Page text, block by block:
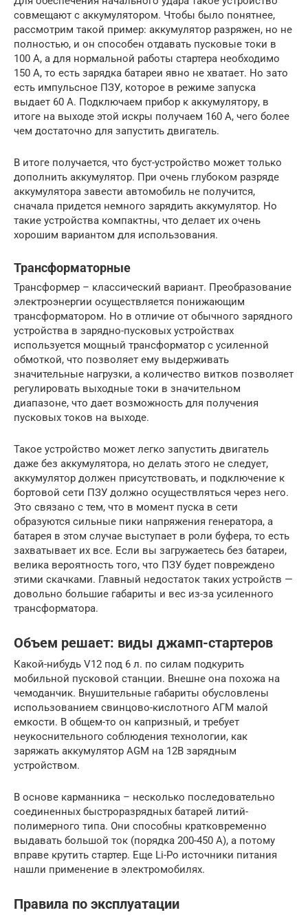
совмещают с аккумулятором. Чтобы было понятнее,
рассмотрим такой пример: аккумулятор разряжен, но не
полностью, и он способен отдавать пусковые токи в
100 А, а для нормальной работы стартера необходимо
150 А, то есть зарядка батареи явно не хватает. Но зато
есть импульсное ПЗУ, которое в режиме запуска
выдает 60 А. Подключаем прибор к аккумулятору, в
итоге на выходе этой искры получаем 160 А, чего более
чем достаточно для запустить двигатель.
В итоге получается, что буст-устройство может только
дополнить аккумулятор. При очень глубоком разряде
аккумулятора завести автомобиль не получится,
сначала придется немного зарядить аккумулятор. Но
такие устройства компактны, что делает их очень
хорошим вариантом для использования.
Трансформаторные
Трансформер – классический вариант. Преобразование
электроэнергии осуществляется понижающим
трансформатором. Но в отличие от обычного зарядного
устройства в зарядно-пусковых устройствах
используется мощный трансформатор с усиленной
обмоткой, что позволяет ему выдерживать
значительные нагрузки, а количество витков позволяет
регулировать выходные токи в значительном
диапазоне, что дает возможность для получения
пусковых токов на выходе.
Такое устройство может легко запустить двигатель
даже без аккумулятора, но делать этого не следует,
аккумулятор должен присутствовать, и подключение к
бортовой сети ПЗУ должно осуществляться через него.
Это связано с тем, что в момент пуска в сети
образуются сильные пики напряжения генератора, а
батарея в этом случае выступает в роли буфера, то есть
захватывает их все. Если вы загружаетесь без батареи,
велика вероятность того, что ПЗУ будет повреждено
этими скачками. Главный недостаток таких устройств —
довольно большие габариты и вес из-за усиленного
трансформатора.
Объем решает: виды джамп-стартеров
Какой-нибудь V12 под 6 л. по силам подкурить
мобильной пусковой станции. Внешне она похожа на
чемоданчик. Внушительные габариты обусловлены
использованием свинцово-кислотного АГМ малой
емкости. В общем-то он капризный, и требует
неукоснительного соблюдения технологии, как
заряжать аккумулятор AGM на 12В зарядным
устройством.
В основе карманника – несколько последовательно
соединенных быстроразрядных батарей литий-
полимерного типа. Они способны кратковременно
выдавать большой ток (порядка 200-450 А), а потому
вправе крутить стартер. Еще Li-Po источники питания
нашли применение в электромобилях.
Правила по эксплуатации